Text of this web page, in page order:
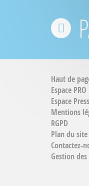
Haut de
Espace PRO
Espace
Mentions
RGPD
Plan du site
Contactez-
Gestion